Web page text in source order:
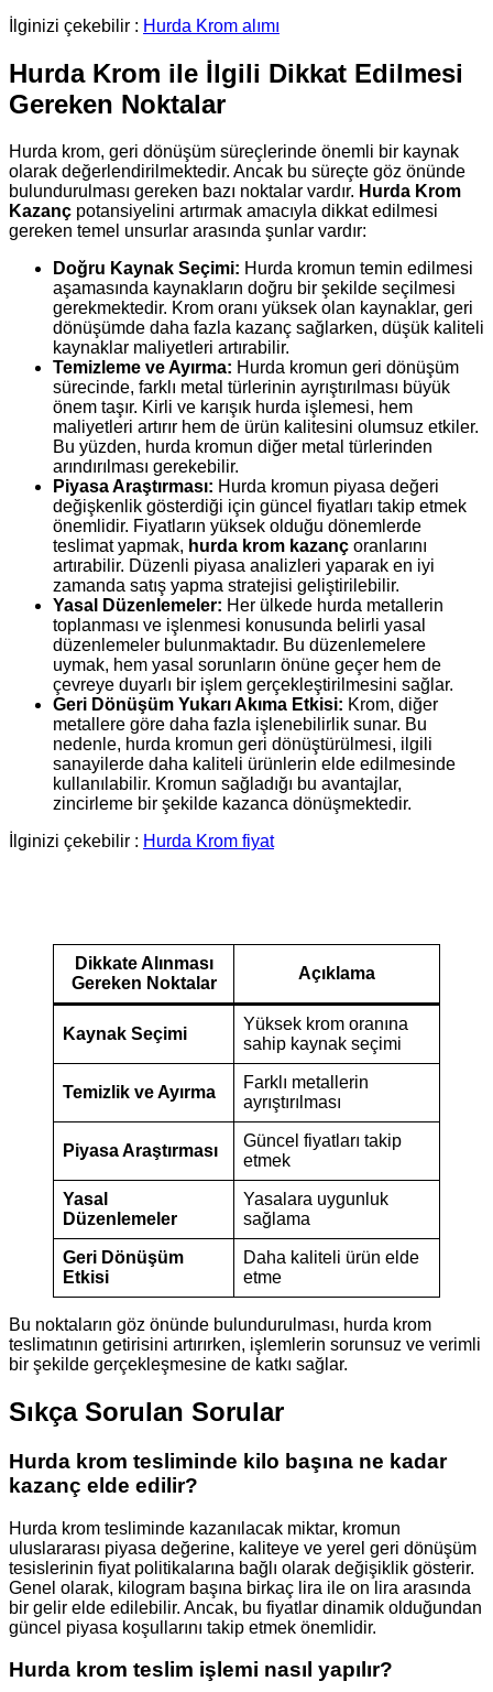
İlginizi çekebilir : Hurda Krom alımı
Hurda Krom ile İlgili Dikkat Edilmesi
Gereken Noktalar
Hurda krom, geri dönüşüm süreçlerinde önemli bir kaynak
olarak değerlendirilmektedir. Ancak bu süreçte göz önünde
bulundurulması gereken bazı noktalar vardır. Hurda Krom
Kazanç potansiyelini artırmak amacıyla dikkat edilmesi
gereken temel unsurlar arasında şunlar vardır:
Doğru Kaynak Seçimi: Hurda kromun temin edilmesi
aşamasında kaynakların doğru bir şekilde seçilmesi
gerekmektedir. Krom oranı yüksek olan kaynaklar, geri
dönüşümde daha fazla kazanç sağlarken, düşük kaliteli
kaynaklar maliyetleri artırabilir.
Temizleme ve Ayırma: Hurda kromun geri dönüşüm
sürecinde, farklı metal türlerinin ayrıştırılması büyük
önem taşır. Kirli ve karışık hurda işlemesi, hem
maliyetleri artırır hem de ürün kalitesini olumsuz etkiler.
Bu yüzden, hurda kromun diğer metal türlerinden
arındırılması gerekebilir.
Piyasa Araştırması: Hurda kromun piyasa değeri
değişkenlik gösterdiği için güncel fiyatları takip etmek
önemlidir. Fiyatların yüksek olduğu dönemlerde
teslimat yapmak, hurda krom kazanç oranlarını
artırabilir. Düzenli piyasa analizleri yaparak en iyi
zamanda satış yapma stratejisi geliştirilebilir.
Yasal Düzenlemeler: Her ülkede hurda metallerin
toplanması ve işlenmesi konusunda belirli yasal
düzenlemeler bulunmaktadır. Bu düzenlemelere
uymak, hem yasal sorunların önüne geçer hem de
çevreye duyarlı bir işlem gerçekleştirilmesini sağlar.
Geri Dönüşüm Yukarı Akıma Etkisi: Krom, diğer
metallere göre daha fazla işlenebilirlik sunar. Bu
nedenle, hurda kromun geri dönüştürülmesi, ilgili
sanayilerde daha kaliteli ürünlerin elde edilmesinde
kullanılabilir. Kromun sağladığı bu avantajlar,
zincirleme bir şekilde kazanca dönüşmektedir.
İlginizi çekebilir : Hurda Krom fiyat
Dikkate Alınması
Gereken Noktalar
Açıklama
Kaynak Seçimi
Yüksek krom oranına
sahip kaynak seçimi
Temizlik ve Ayırma
Farklı metallerin
ayrıştırılması
Piyasa Araştırması
Güncel fiyatları takip
etmek
Yasal
Düzenlemeler
Yasalara uygunluk
sağlama
Geri Dönüşüm
Etkisi
Daha kaliteli ürün elde
etme
Bu noktaların göz önünde bulundurulması, hurda krom
teslimatının getirisini artırırken, işlemlerin sorunsuz ve verimli
bir şekilde gerçekleşmesine de katkı sağlar.
Sıkça Sorulan Sorular
Hurda krom tesliminde kilo başına ne kadar
kazanç elde edilir?
Hurda krom tesliminde kazanılacak miktar, kromun
uluslararası piyasa değerine, kaliteye ve yerel geri dönüşüm
tesislerinin fiyat politikalarına bağlı olarak değişiklik gösterir.
Genel olarak, kilogram başına birkaç lira ile on lira arasında
bir gelir elde edilebilir. Ancak, bu fiyatlar dinamik olduğundan
güncel piyasa koşullarını takip etmek önemlidir.
Hurda krom teslim işlemi nasıl yapılır?